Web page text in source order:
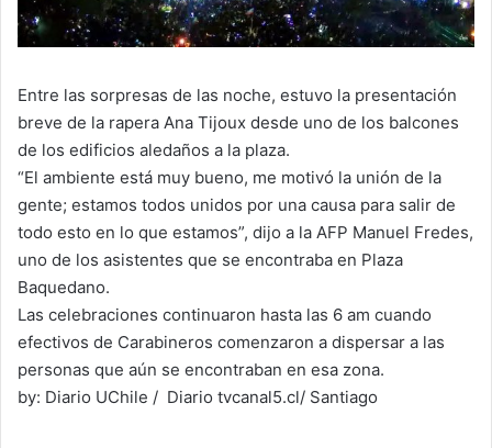
Entre las sorpresas de las noche, estuvo la presentación
breve de la rapera Ana Tijoux desde uno de los balcones
de los edificios aledaños a la plaza.
“El ambiente está muy bueno, me motivó la unión de la
gente; estamos todos unidos por una causa para salir de
todo esto en lo que estamos”, dijo a la AFP Manuel Fredes,
uno de los asistentes que se encontraba en Plaza
Baquedano.
Las celebraciones continuaron hasta las 6 am cuando
efectivos de Carabineros comenzaron a dispersar a las
personas que aún se encontraban en esa zona.
by: Diario UChile / Diario tvcanal5.cl/ Santiago